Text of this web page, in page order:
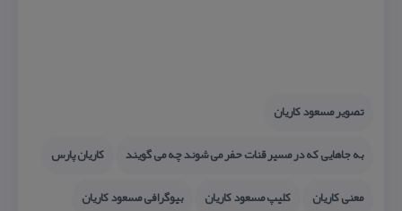
تصویر مسعود كاریان
به جاهایی كه در مسیر قنات حفر می شوند چه می گویند
كاریان پارس
معنی كاریان
كلیپ مسعود كاریان
بیوگرافی مسعود كاریان